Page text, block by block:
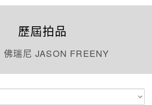
歷屆拍品
佛瑞尼 JASON FREENY